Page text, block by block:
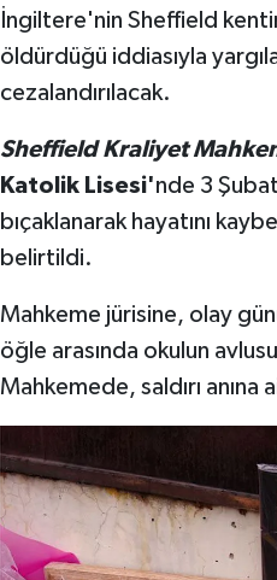
İngiltere'nin Sheffield
öldürdüğü iddiasıyla
cezalandırılacak.
Sheffield Kraliyet
Katolik Lisesi'nde 3
bıçaklanarak hayatını
belirtildi.
Mahkeme jürisine, olay
öğle arasında okulun
Mahkemede, saldırı